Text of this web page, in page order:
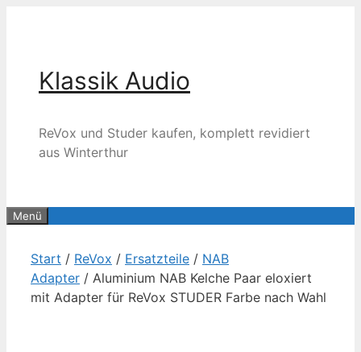
Klassik Audio
ReVox und Studer kaufen, komplett revidiert
aus Winterthur
Menü
Start / ReVox / Ersatzteile / NAB
Adapter / Aluminium NAB Kelche Paar eloxiert
mit Adapter für ReVox STUDER Farbe nach Wahl